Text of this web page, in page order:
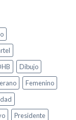
Dibujo
Femenino
Presidente